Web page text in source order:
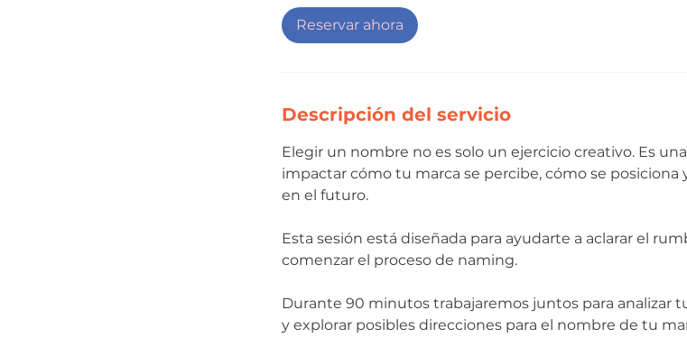
Reservar ahora
Descripción del servicio
Elegir un nombre no es solo un ejercicio creativo. Es
impactar cómo tu marca se percibe, cómo se
en el futuro.
Esta sesión está diseñada para ayudarte a aclarar el
comenzar el proceso de naming.
Durante 90 minutos trabajaremos juntos para analizar
y explorar posibles direcciones para el nombre de tu